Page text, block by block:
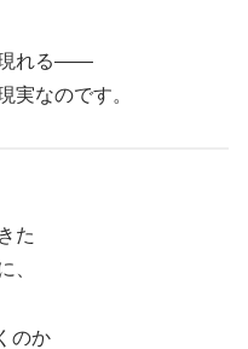
現れる――
実なのです。
た
、
のか